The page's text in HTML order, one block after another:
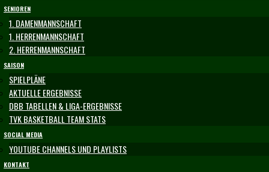
SENIOREN
1. DAMENMANNSCHAFT
1. HERRENMANNSCHAFT
2. HERRENMANNSCHAFT
SAISON
SPIELPLÄNE
AKTUELLE ERGEBNISSE
DBB TABELLEN & LIGA-ERGEBNISSE
TVK BASKETBALL TEAM STATS
SOCIAL MEDIA
YOUTUBE CHANNELS UND PLAYLISTS
KONTAKT